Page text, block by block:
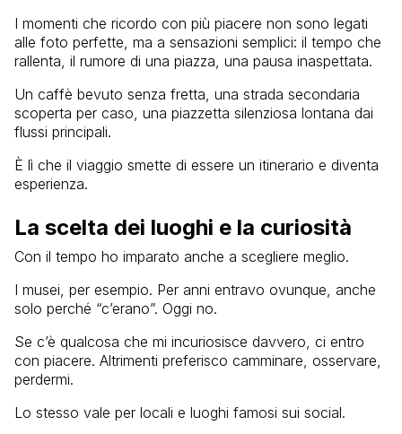
I momenti che ricordo con più piacere non sono legati
alle foto perfette, ma a sensazioni semplici: il tempo che
rallenta, il rumore di una piazza, una pausa inaspettata.
Un caffè bevuto senza fretta, una strada secondaria
scoperta per caso, una piazzetta silenziosa lontana dai
flussi principali.
È lì che il viaggio smette di essere un itinerario e diventa
esperienza.
La scelta dei luoghi e la curiosità
Con il tempo ho imparato anche a scegliere meglio.
I musei, per esempio. Per anni entravo ovunque, anche
solo perché “c’erano”. Oggi no.
Se c’è qualcosa che mi incuriosisce davvero, ci entro
con piacere. Altrimenti preferisco camminare, osservare,
perdermi.
Lo stesso vale per locali e luoghi famosi sui social.